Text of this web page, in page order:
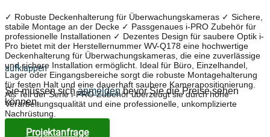
✓ Robuste Deckenhalterung für Überwachungskameras ✓ Sichere,
stabile Montage an der Decke ✓ Passgenaues i-PRO Zubehör für
professionelle Installationen ✓ Dezentes Design für saubere Optik i-
Pro bietet mit der Herstellernummer WV-Q178 eine hochwertige
Deckenhalterung für Überwachungskameras, die eine zuverlässige
und sichere Installation ermöglicht. Ideal für Büro, Einzelhandel,
Lager oder Eingangsbereiche sorgt die robuste Montagehalterung
für festen Halt und eine dauerhaft saubere Kamerapositionierung.
Als Teil der Serie i-PRO Zubehör überzeugt sie durch hohe
Verarbeitungsqualität und eine professionelle, unkomplizierte
Nachrüstung.
aufklappen
Sie müssen sichanmeldenbevor Sie die Preise sehen
können.
Projektanfrage